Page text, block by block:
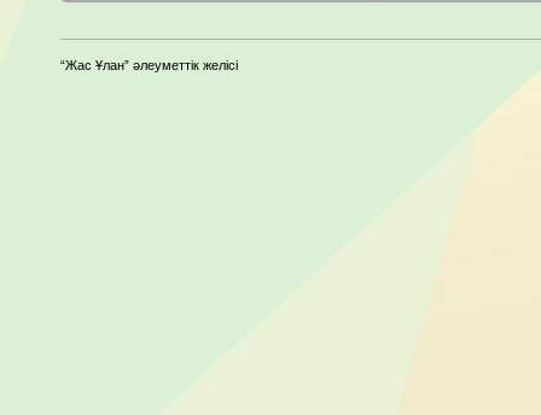
“Жас Ұлан” әлеуметтік желісі